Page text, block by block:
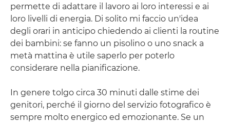
permette di adattare il lavoro ai loro interessi e ai
loro livelli di energia. Di solito mi faccio un'idea
degli orari in anticipo chiedendo ai clienti la routine
dei bambini: se fanno un pisolino o uno snack a
metà mattina è utile saperlo per poterlo
considerare nella pianificazione.
In genere tolgo circa 30 minuti dalle stime dei
genitori, perché il giorno del servizio fotografico è
sempre molto energico ed emozionante. Se un